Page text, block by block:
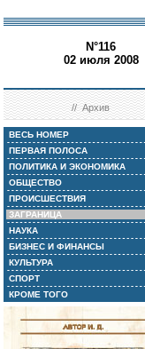
N°116
02 июля 2008
//Архив
ВЕСЬ НОМЕР
ПЕРВАЯ ПОЛОСА
ПОЛИТИКА И ЭКОНОМИКА
ОБЩЕСТВО
ПРОИСШЕСТВИЯ
ЗАГРАНИЦА
НАУКА
БИЗНЕС И ФИНАНСЫ
КУЛЬТУРА
СПОРТ
КРОМЕ ТОГО